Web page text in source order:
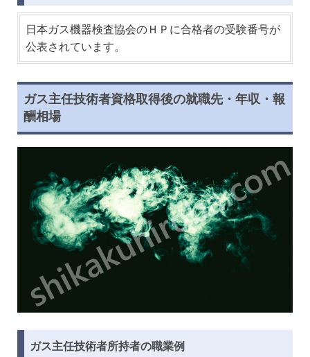
日本ガス機器検査協会のＨＰに合格者の受験番号が
公表されています。
ガス主任技術者資格取得後の就職先・年収・報
酬相場
ガス主任技術者所持者の職業例